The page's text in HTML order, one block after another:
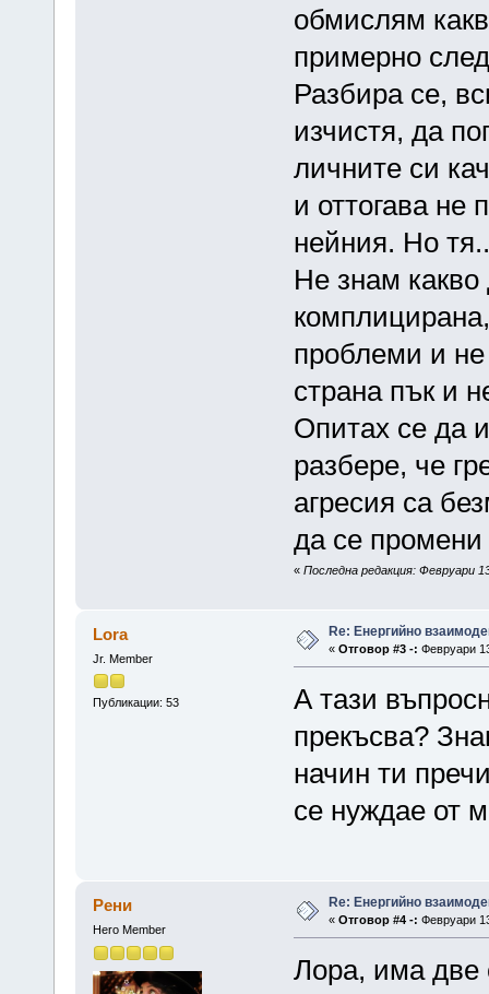
обмислям
примерно
Разбира се,
изчистя, да
личните си
и оттогава
нейния. Но
Не знам какво
проблеми и не
страна пък и
Опитах се да
разбере, че
агресия са
да се промени
« Последна редакция: Февруари
Lora
Jr. Member
Публикации: 53
Re: Енергийно
« Отговор #3 -: Февруари
А тази
прекъсва?
начин ти
се нуждае от
Рени
Hero Member
Re: Енергийно
« Отговор #4 -: Февруари
Лора, има две